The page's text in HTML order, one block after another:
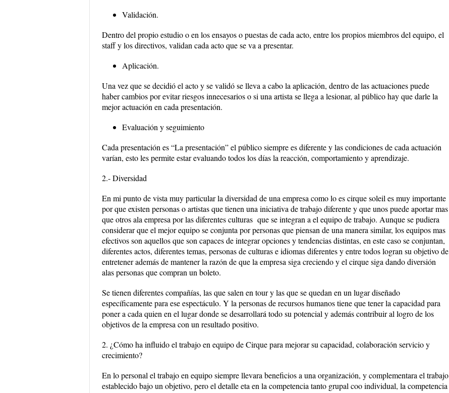
Validación.
Dentro del propio estudio o en los ensayos o puestas de cada acto, entre los propios miembros del equipo, el
staff y los directivos, validan cada acto que se va a presentar.
Aplicación.
Una vez que se decidió el acto y se validó se lleva a cabo la aplicación, dentro de las actuaciones puede
haber cambios por evitar riesgos innecesarios o si una artista se llega a lesionar, al público hay que darle la
mejor actuación en cada presentación.
Evaluación y seguimiento
Cada presentación es “La presentación” el público siempre es diferente y las condiciones de cada actuación
varían, esto les permite estar evaluando todos los días la reacción, comportamiento y aprendizaje.
2.- Diversidad
En mi punto de vista muy particular la diversidad de una empresa como lo es cirque soleil es muy importante
por que existen personas o artistas que tienen una iniciativa de trabajo diferente y que unos puede aportar mas
que otros ala empresa por las diferentes culturas que se integran a el equipo de trabajo. Aunque se pudiera
considerar que el mejor equipo se conjunta por personas que piensan de una manera similar, los equipos mas
efectivos son aquellos que son capaces de integrar opciones y tendencias distintas, en este caso se conjuntan,
diferentes actos, diferentes temas, personas de culturas e idiomas diferentes y entre todos logran su objetivo de
entretener además de mantener la razón de que la empresa siga creciendo y el cirque siga dando diversión
alas personas que compran un boleto.
Se tienen diferentes compañías, las que salen en tour y las que se quedan en un lugar diseñado
específicamente para ese espectáculo. Y la personas de recursos humanos tiene que tener la capacidad para
poner a cada quien en el lugar donde se desarrollará todo su potencial y además contribuir al logro de los
objetivos de la empresa con un resultado positivo.
2. ¿Cómo ha influido el trabajo en equipo de Cirque para mejorar su capacidad, colaboración servicio y
crecimiento?
En lo personal el trabajo en equipo siempre llevara beneficios a una organización, y complementara el trabajo
establecido bajo un objetivo, pero el detalle eta en la competencia tanto grupal coo individual, la competencia